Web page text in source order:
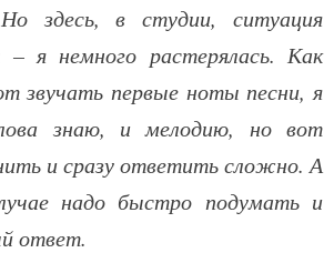
здесь, в студии, ситуация
– я немного растерялась. Как
звучать первые ноты песни, я
знаю, и мелодию, но вот
и сразу ответить сложно. А
надо быстро подумать и
ответ.